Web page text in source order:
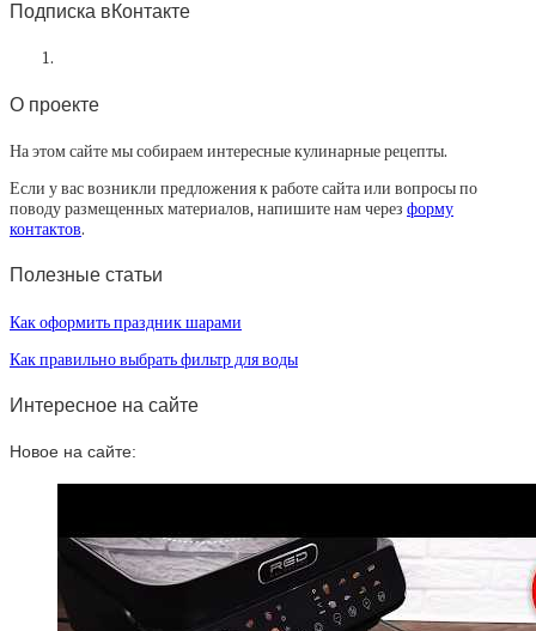
Подписка вКонтакте
О проекте
На этом сайте мы собираем интересные кулинарные рецепты.
Если у вас возникли предложения к работе сайта или вопросы по
поводу размещенных материалов, напишите нам через форму
контактов.
Полезные статьи
Как оформить праздник шарами
Как правильно выбрать фильтр для воды
Интересное на сайте
Новое на сайте: